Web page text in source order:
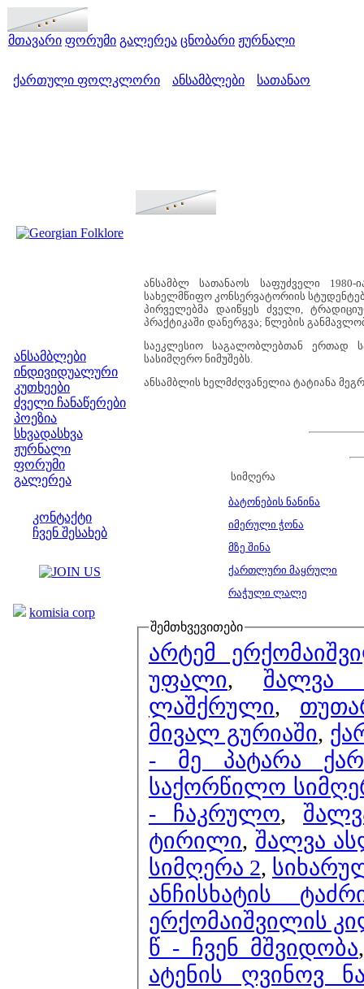
მთავარი ფორუმი გალერეა ცნობარი ჟურნალი
ქართული ფოლკლორი ანსამბლები სათანაო
ანსამბლები
ინდივიდუალური
კუთხეები
ძველი ჩანაწერები
პოეზია
სხვადასხვა
ჟურნალი
ფორუმი
გალერეა
კონტაქტი
ჩვენ შესახებ
komisia corp
ანსამბლ სათანაოს საფუძველი
სახელმწიფო კონსერვატორიის
პირველებმა დაიწყეს ძველი,
პრაქტიკაში დანერგვა; წლების
საეკლესიო საგალობლებთან ერთად
სასიმღერო ნიმუშებს.
ანსამბლის ხელმძღვანელია ტატიანა
სიმღერა
ბატონების ნანინა
იმერული ჭონა
მზე შინა
ქართლური მაყრული
რაჭული ლალე
შემთხვევითები
არტემ
უფალი, შალვა
ლაშქრული,
მივალ გურიაში,
- მე პატარა
საქორწილო
- ჩაკრულო,
ტირილი, შალვა
სიმღერა 2,
ანჩისხატის
ერქომაიშვილის
წ - ჩვენ მშვიდობა
ატენის ღვინოვ